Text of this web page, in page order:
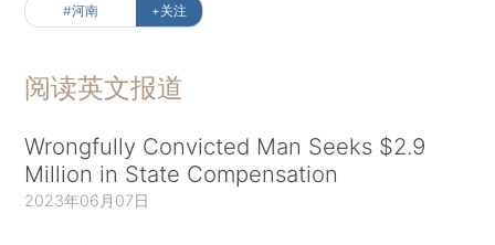
#河南 +关注
阅读英文报道
Wrongfully Convicted Man Seeks $2.9
Million in State Compensation
2023年06月07日